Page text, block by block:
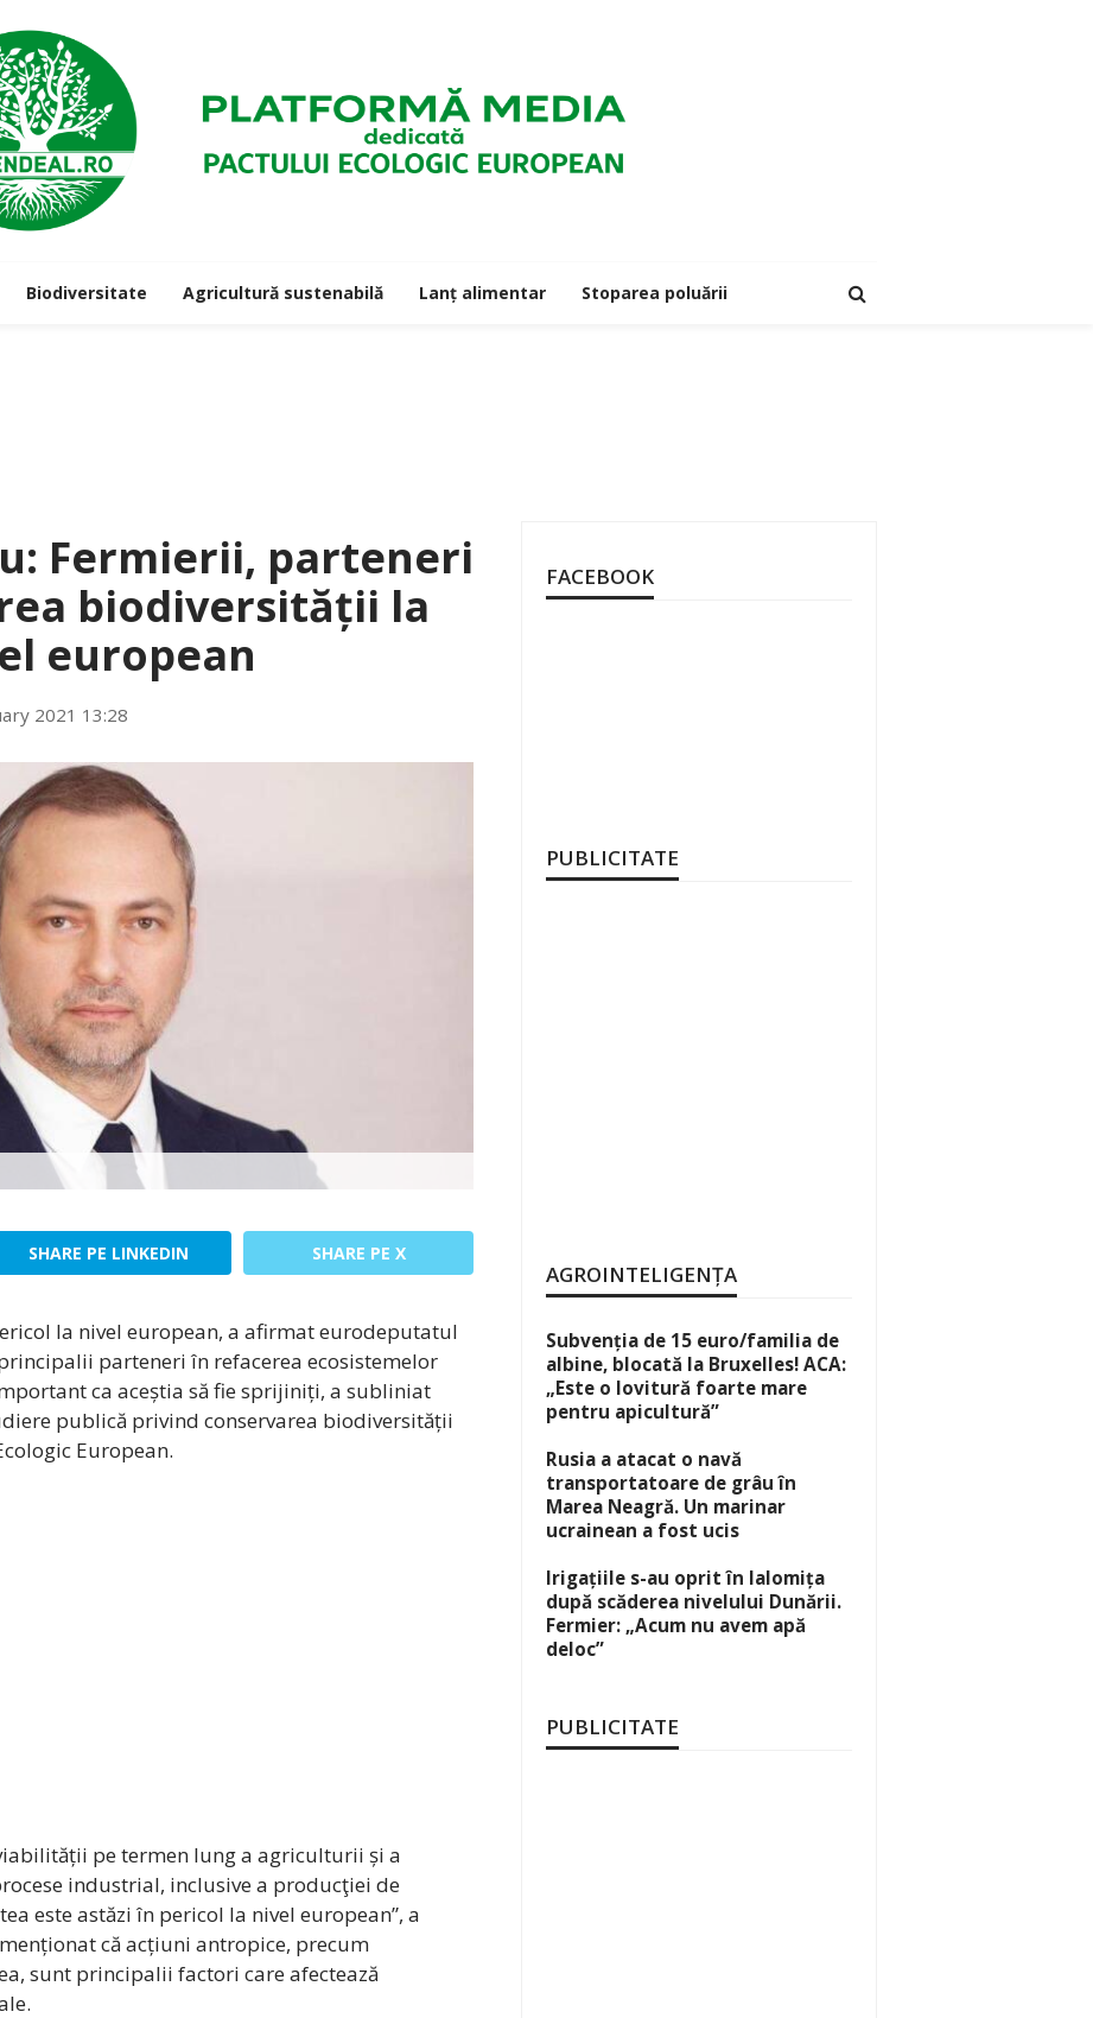
Biodiversitate Agricultură sustenabilă Lanț alimentar Stoparea poluării
Fermierii, parteneri
biodiversității la
european
2021 13:28
SHARE PE LINKEDIN SHARE PE X
la nivel european, a afirmat eurodeputatul
parteneri în refacerea ecosistemelor
ca aceștia să fie sprijiniți, a subliniat
publică privind conservarea biodiversității
European.
pe termen lung a agriculturii și a
industrial, inclusive a producţiei de
este astăzi în pericol la nivel european”, a
că acțiuni antropice, precum
sunt principalii factori care afectează
FACEBOOK
PUBLICITATE
AGROINTELIGENȚA
Subvenția de 15 euro/familia de
albine, blocată la Bruxelles! ACA:
„Este o lovitură foarte mare
pentru apicultură”
Rusia a atacat o navă
transportatoare de grâu în
Marea Neagră. Un marinar
ucrainean a fost ucis
Irigațiile s-au oprit în Ialomița
după scăderea nivelului Dunării.
Fermier: „Acum nu avem apă
deloc”
PUBLICITATE